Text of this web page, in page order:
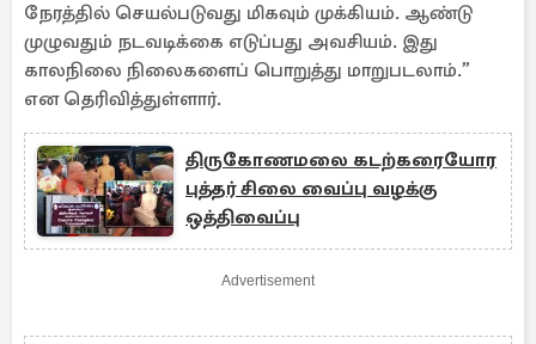
நேரத்தில் செயல்படுவது மிகவும் முக்கியம். ஆண்டு
முழுவதும் நடவடிக்கை எடுப்பது அவசியம். இது
காலநிலை நிலைகளைப் பொறுத்து மாறுபடலாம்.”
என தெரிவித்துள்ளார்.
திருகோணமலை கடற்கரையோர
புத்தர் சிலை வைப்பு வழக்கு
ஒத்திவைப்பு
Advertisement